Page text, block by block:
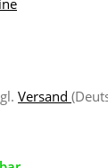
Versand